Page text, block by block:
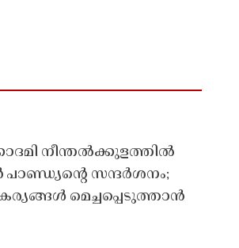
നീന്തൽക്കുളത്തിൽ
സന്ദർശനം;
മെച്ചപ്പെടുത്താൻ